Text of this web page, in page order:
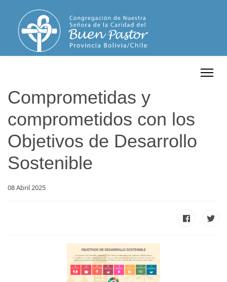
Comprometidas y
comprometidos con los
Objetivos de Desarrollo
Sostenible
08 Abril 2025